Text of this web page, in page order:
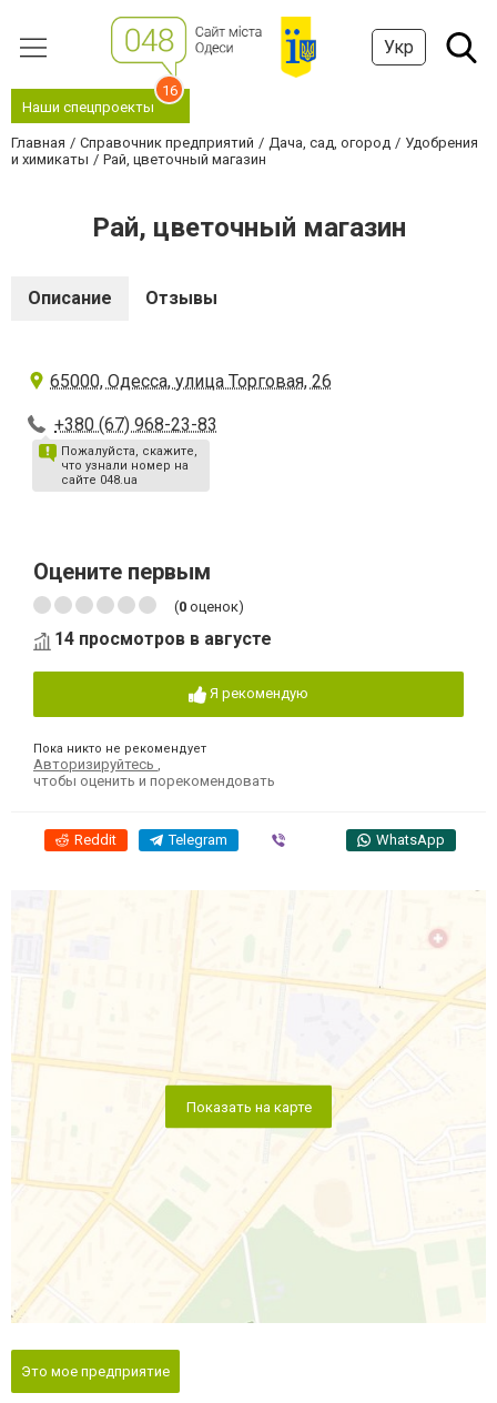
Укр
Наши спецпроекты
16
Главная Справочник предприятий Дача, сад, огород
Удобрения
и химикаты
Рай, цветочный магазин
Рай, цветочный магазин
Описание Отзывы
65000, Одесса, улица Торговая, 26
+380 (67) 968-23-83
Пожалуйста, скажите,
что узнали номер на
сайте 048.ua
Оцените первым
(0 оценок)
14 просмотров в августе
Я рекомендую
Пока никто не рекомендует
Авторизируйтесь
чтобы оценить и порекомендовать
Reddit Telegram WhatsApp
Показать на карте
Это мое предприятие